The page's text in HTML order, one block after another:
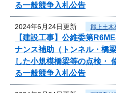
る一般競争入札公告
2024年6月24日更新 郡上土木
【建設工事】公維委第
ナンス補助（トンネル・橋
した小規模橋梁等の点検・
る一般競争入札公告